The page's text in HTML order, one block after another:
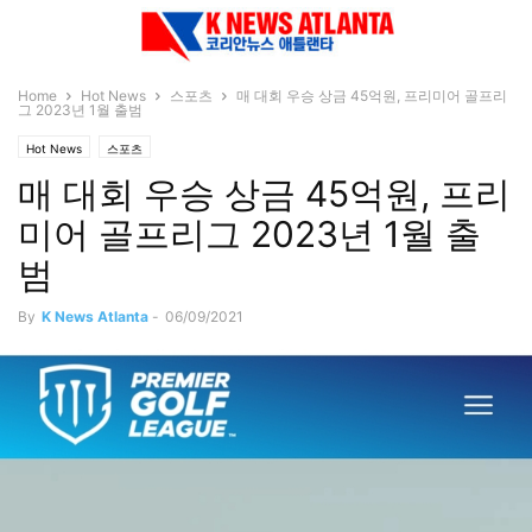
Home Hot News 스포츠
매 대회 우승 상금 45억원, 프리미어 골프리
그 2023년 1월 출범
Hot News 스포츠
매 대회 우승 상금 45억원, 프리
미어 골프리그 2023년 1월 출
범
By K News Atlanta - 06/09/2021